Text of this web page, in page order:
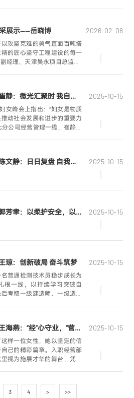
展示——岳晓博 2026-02-06
攻坚克难的勇气直面百吨塔
的匠心坚守工程建设的每一
经理、天津昊永项目总监——
谁是企业发展的“半边天” | 崔静：微光汇聚时 我自成锋芒 2025-10-15
女峰会上指出：“妇女是物质
动社会发展和进步的重要力
公司经营管理一线，崔静正
谁是企业发展的“半边天” | 陈文静：日日复盘 自我革命——财务也有“大智慧” 2025-10-15
谁是企业发展的“半边天” | 郭芳聿：以柔护安全，以严铸防线 2025-10-15
琼：创新破局 奋斗筑梦 2025-10-15
普通检测技术员稳步成长为
根一线，以持续学习突破自
考取一级建造师、一级造价
谁是企业发展的“半边天” | 王海燕：“经”心守业，“营”新致远 2025-10-15
样一位女性，她以坚定的信
己的精彩篇章。入职经营部
视为施展才华的舞台，凭借
释了习近平主席在全球妇女
生出彩和梦想成真的机会”。
3 4 > >>